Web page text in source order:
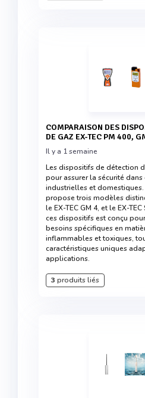
COMPARAISON DES DISPOSITIFS DE DÉTECTION
DE GAZ EX-TEC PM 400,
Il y a 1 semaine
Les dispositifs de détection
pour assurer la sécurité
industrielles et domestiques.
propose trois modèles
le EX-TEC GM 4, et le EX-
ces dispositifs est conçu
besoins spécifiques en
inflammables et toxiques,
caractéristiques uniques
applications.
3 produits liés